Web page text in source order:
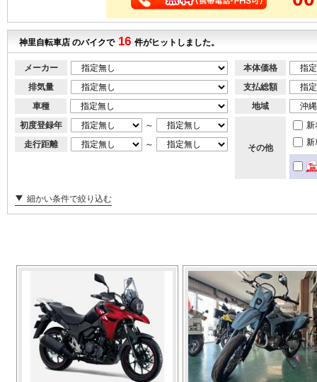
神里自転車店 のバイクで 16 件がヒットしました。
メーカー
排気量
車種
初度登録年
～
走行距離
～
本体価格
支払総額
地域
その他
新
新
細かい条件で絞り込む